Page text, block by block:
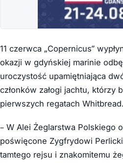
11 czerwca „Copernicus”
okazji w gdyńskiej marinie
uroczystość upamiętniająca
członków załogi jachtu, którzy
pierwszych regatach Whitbread.
– W Alei Żeglarstwa Polskiego
poświęcone Zygfrydowi
tamtego rejsu i znakomitemu